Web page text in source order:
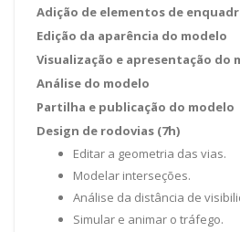
Adição de elementos de
Edição da aparência do modelo
Visualização e apresentação do
Análise do modelo
Partilha e publicação do modelo
Design de rodovias (7h)
Editar a geometria das vias.
Modelar interseções.
Análise da distância de
Simular e animar o tráfego.